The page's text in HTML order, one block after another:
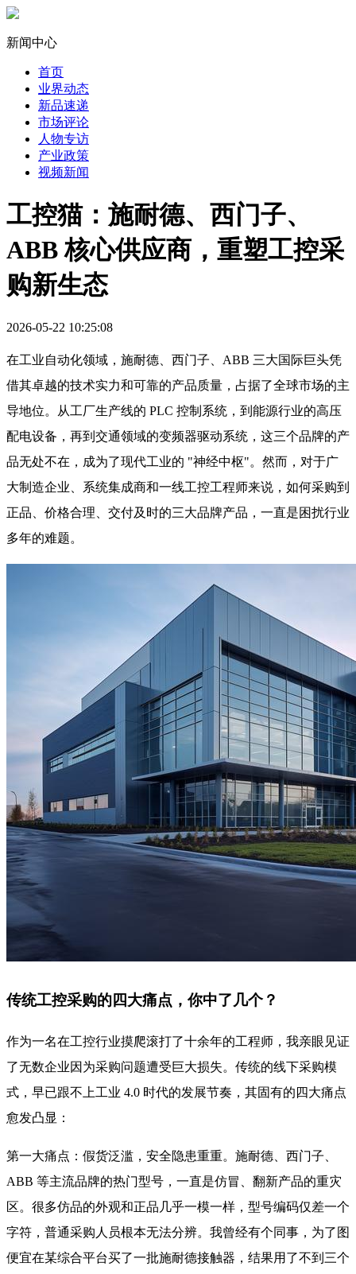
新闻中心
首页
业界动态
新品速递
市场评论
人物专访
产业政策
视频新闻
工控猫：施耐德、西门子、
ABB 核心供应商，重塑工控采
购新生态
2026-05-22 10:25:08
在工业自动化领域，施耐德、西门子、ABB 三大国际巨头凭
借其卓越的技术实力和可靠的产品质量，占据了全球市场的主
导地位。从工厂生产线的 PLC 控制系统，到能源行业的高压
配电设备，再到交通领域的变频器驱动系统，这三个品牌的产
品无处不在，成为了现代工业的 "神经中枢"。然而，对于广
大制造企业、系统集成商和一线工控工程师来说，如何采购到
正品、价格合理、交付及时的三大品牌产品，一直是困扰行业
多年的难题。
传统工控采购的四大痛点，你中了几个？
作为一名在工控行业摸爬滚打了十余年的工程师，我亲眼见证
了无数企业因为采购问题遭受巨大损失。传统的线下采购模
式，早已跟不上工业 4.0 时代的发展节奏，其固有的四大痛点
愈发凸显：
第一大痛点：假货泛滥，安全隐患重重。施耐德、西门子、
ABB 等主流品牌的热门型号，一直是仿冒、翻新产品的重灾
区。很多仿品的外观和正品几乎一模一样，型号编码仅差一个
字符，普通采购人员根本无法分辨。我曾经有个同事，为了图
便宜在某综合平台买了一批施耐德接触器，结果用了不到三个